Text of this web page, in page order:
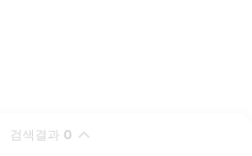
검색결과 0